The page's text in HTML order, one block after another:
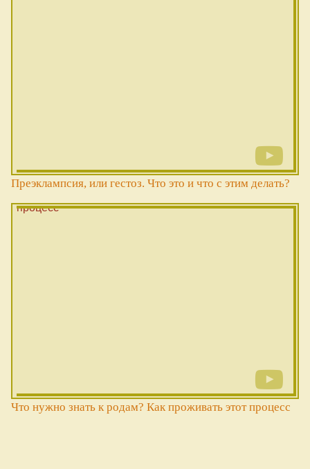
Преэклампсия, или гестоз. Что это и что с этим делать?
Что нужно знать к родам? Как проживать этот процесс